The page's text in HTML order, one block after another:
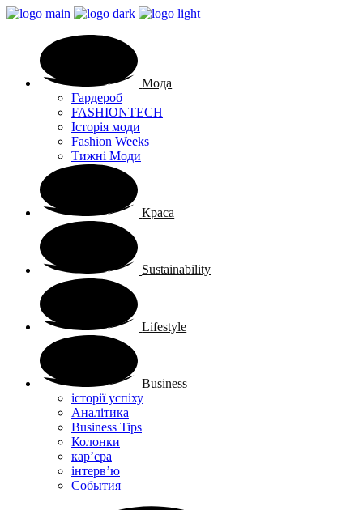
Мода
Гардероб
FASHIONTECH
Історія моди
Fashion Weeks
Тижні Моди
Краса
Sustainability
Lifestyle
Business
історії успіху
Аналітика
Business Tips
Колонки
кар’єра
інтерв’ю
Cобытия